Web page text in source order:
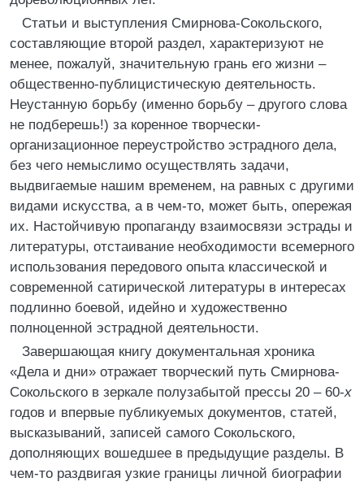
Статьи и выступления Смирнова-Сокольского,
составляющие второй раздел, характеризуют не
менее, пожалуй, значительную грань его жизни –
общественно-публицистическую деятельность.
Неустанную борьбу (именно борьбу – другого слова
не подберешь!) за коренное творчески-
организационное переустройство эстрадного дела,
без чего немыслимо осуществлять задачи,
выдвигаемые нашим временем, на равных с другими
видами искусства, а в чем-то, может быть, опережая
их. Настойчивую пропаганду взаимосвязи эстрады и
литературы, отстаивание необходимости всемерного
использования передового опыта классической и
современной сатирической литературы в интересах
подлинно боевой, идейно и художественно
полноценной эстрадной деятельности.
Завершающая книгу документальная хроника
«Дела и дни» отражает творческий путь Смирнова-
Сокольского в зеркале полузабытой прессы 20 – 60-х
годов и впервые публикуемых документов, статей,
высказываний, записей самого Сокольского,
дополняющих вошедшее в предыдущие разделы. В
чем-то раздвигая узкие границы личной биографии